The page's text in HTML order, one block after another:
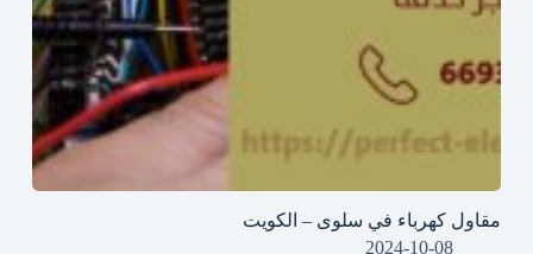
مقاول كهرباء في سلوى – الكويت
2024-10-08